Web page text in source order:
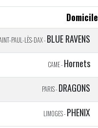
Domicile
PAUL-LÈS-DAX - BLUE RAVENS
CAME - Hornets
PARIS - DRAGONS
LIMOGES - PHENIX